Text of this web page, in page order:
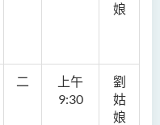
娘
二
上午
9:30
劉
姑
娘